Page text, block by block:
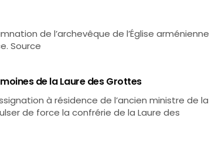
de l’archevêque de l’Église arménienne
Source
de la Laure des Grottes
à résidence de l’ancien ministre de la
de force la confrérie de la Laure des